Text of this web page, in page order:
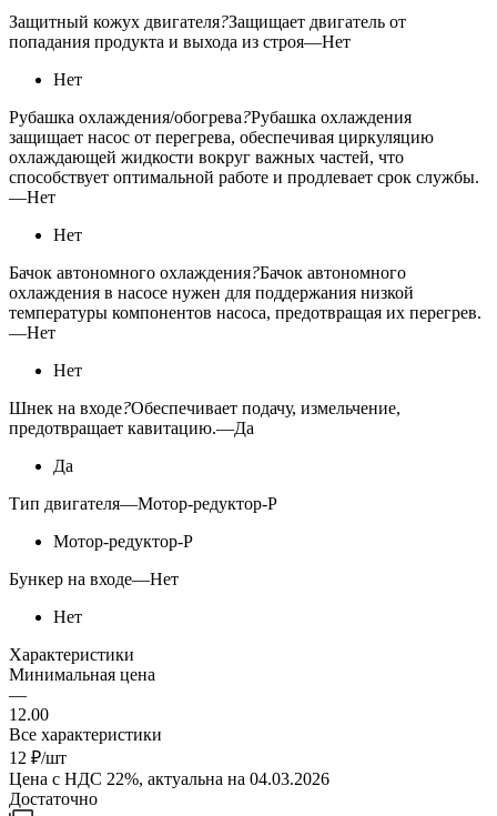
Защитный кожух двигателя?Защищает двигатель от
попадания продукта и выхода из строя—Нет
Нет
Рубашка охлаждения/обогрева?Рубашка охлаждения
защищает насос от перегрева, обеспечивая циркуляцию
охлаждающей жидкости вокруг важных частей, что
способствует оптимальной работе и продлевает срок службы.
—Нет
Нет
Бачок автономного охлаждения?Бачок автономного
охлаждения в насосе нужен для поддержания низкой
температуры компонентов насоса, предотвращая их перегрев.
—Нет
Нет
Шнек на входе?Обеспечивает подачу, измельчение,
предотвращает кавитацию.—Да
Да
Тип двигателя—Мотор-редуктор-Р
Мотор-редуктор-Р
Бункер на входе—Нет
Нет
Характеристики
Минимальная цена
—
12.00
Все характеристики
12 ₽/шт
Цена с НДС 22%, актуальна на 04.03.2026
Достаточно